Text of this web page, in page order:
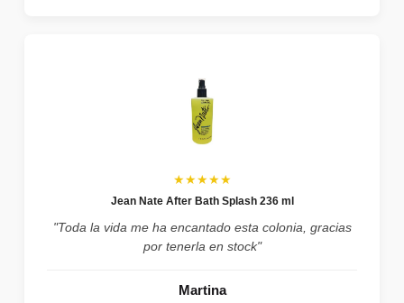
★★★★★
Jean Nate After Bath Splash 236 ml
"Toda la vida me ha encantado esta colonia, gracias
por tenerla en stock"
Martina